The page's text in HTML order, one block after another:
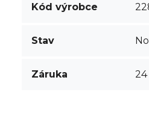
Kód výrobce
Stav
Záruka 24